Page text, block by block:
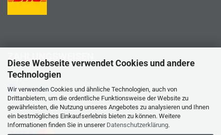
Diese Webseite verwendet Cookies und andere
Technologien
Wir verwenden Cookies und ähnliche Technologien, auch von
Drittanbietern, um die ordentliche Funktionsweise der Website zu
gewährleisten, die Nutzung unseres Angebotes zu analysieren und Ihnen
ein bestmögliches Einkaufserlebnis bieten zu können. Weitere
Informationen finden Sie in unserer Datenschutzerklärung.
ZAHLUNGSWEISEN
PayPal
Kreditkarte